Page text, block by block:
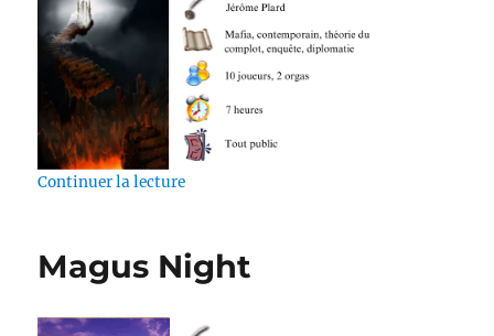
Continuer la lecturede « Enfer et contre tous, le retour du
Magus Night